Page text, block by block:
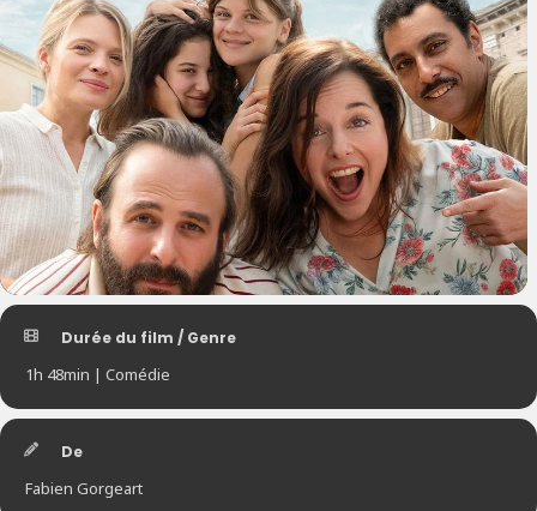
Durée du film / Genre
1h 48min | Comédie
De
Fabien Gorgeart